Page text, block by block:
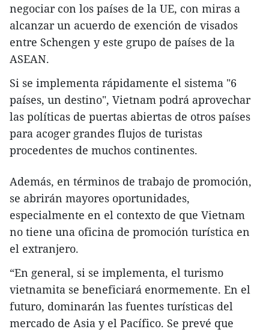
negociar con los países de la UE, con miras a
alcanzar un acuerdo de exención de visados
entre Schengen y este grupo de países de la
ASEAN.
Si se implementa rápidamente el sistema "6
países, un destino", Vietnam podrá aprovechar
las políticas de puertas abiertas de otros países
para acoger grandes flujos de turistas
procedentes de muchos continentes.
Además, en términos de trabajo de promoción,
se abrirán mayores oportunidades,
especialmente en el contexto de que Vietnam
no tiene una oficina de promoción turística en
el extranjero.
“En general, si se implementa, el turismo
vietnamita se beneficiará enormemente. En el
futuro, dominarán las fuentes turísticas del
mercado de Asia y el Pacífico. Se prevé que